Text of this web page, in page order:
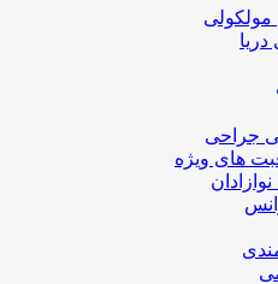
جراحی
های ويژه